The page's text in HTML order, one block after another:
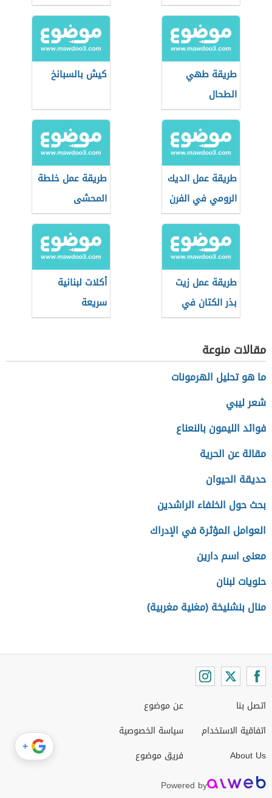
طريقة طهي
الطحال
كيش بالسبانخ
طريقة عمل الديك
الرومي في الفرن
طريقة عمل خلطة
المحشى
طريقة عمل زيت
بذر الكتان في
المنزل
أكلات لبنانية
سريعة
مقالات منوعة
ما هو تحليل الهرمونات
شعر ليبي
فوائد الليمون بالنعناع
مقالة عن الحرية
حديقة الحيوان
بحث حول الخلفاء الراشدين
العوامل المؤثرة في الإدراك
معنى اسم دارين
حلويات لبنان
منال بنشليخة (مغنية مغربية)
اتصل بنا
اتفاقية الاستخدام
About Us
عن موضوع
سياسة الخصوصية
فريق موضوع
Powered by
+